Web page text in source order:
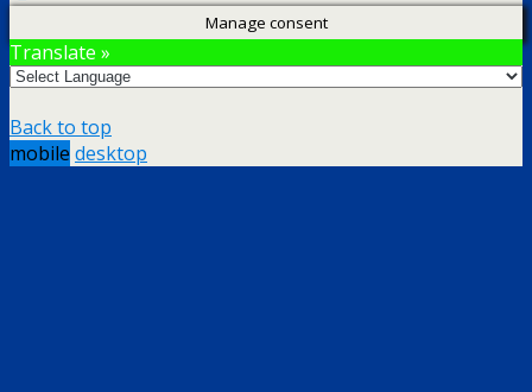
Manage consent
Translate »
Back to top
mobile desktop